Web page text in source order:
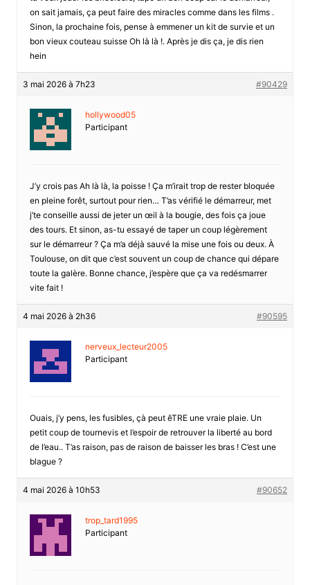
on sait jamais, ça peut faire des miracles comme dans les films .
Sinon, la prochaine fois, pense à emmener un kit de survie et un
bon vieux couteau suisse Oh là là !. Après je dis ça, je dis rien
hein
3 mai 2026 à 7h23 #90429
hollywood05
Participant
J’y crois pas Ah là là, la poisse ! Ça m’irait trop de rester bloquée
en pleine forêt, surtout pour rien… T’as vérifié le démarreur, met
j’te conseille aussi de jeter un œil à la bougie, des fois ça joue
des tours. Et sinon, as-tu essayé de taper un coup légèrement
sur le démarreur ? Ça m’a déjà sauvé la mise une fois ou deux. À
Toulouse, on dit que c’est souvent un coup de chance qui dépare
toute la galère. Bonne chance, j’espère que ça va redésmarrer
vite fait !
4 mai 2026 à 2h36 #90595
nerveux_lecteur2005
Participant
Ouais, j’y pens, les fusibles, çà peut êTRE une vraie plaie. Un
petit coup de tournevis et l’espoir de retrouver la liberté au bord
de l’eau.. T’as raison, pas de raison de baisser les bras ! C’est une
blague ?
4 mai 2026 à 10h53 #90652
trop_tard1995
Participant